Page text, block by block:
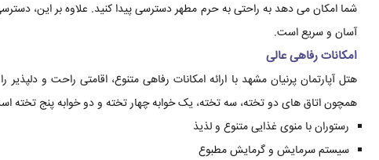
شما امکان می دهد به راحتی به حرم مطهر دسترسی پیدا کنید. علاوه بر این،
آسان و سریع است.
امکانات رفاهی عالی
هتل آپارتمان پرنیان مشهد با ارائه امکانات رفاهی متنوع، اقامتی راحت و
همچون اتاق های دو تخته، سه تخته، یک خوابه چهار تخته و دو خوابه پنج تخته
رستوران با منوی غذایی متنوع و لذیذ
سیستم سرمایش و گرمایش مطبوع